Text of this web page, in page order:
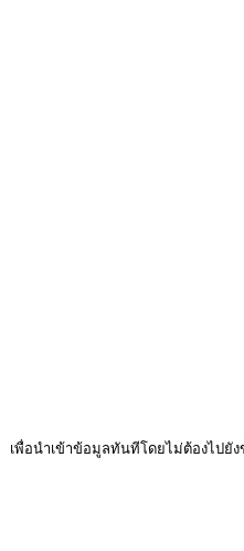
นำเข้าข้อมูลทันทีโดยไม่ต้องไป